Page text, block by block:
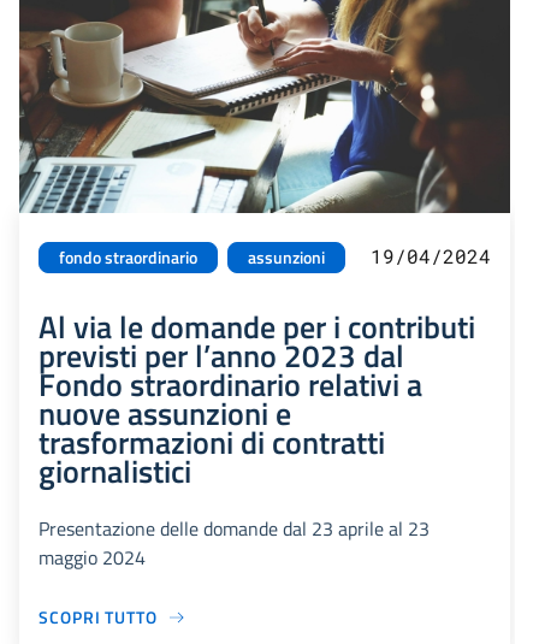
fondo straordinario assunzioni 19/04/2024
Al via le domande per i contributi
previsti per l’anno 2023 dal
Fondo straordinario relativi a
nuove assunzioni e
trasformazioni di contratti
giornalistici
Presentazione delle domande dal 23 aprile al 23
maggio 2024
SCOPRI TUTTO